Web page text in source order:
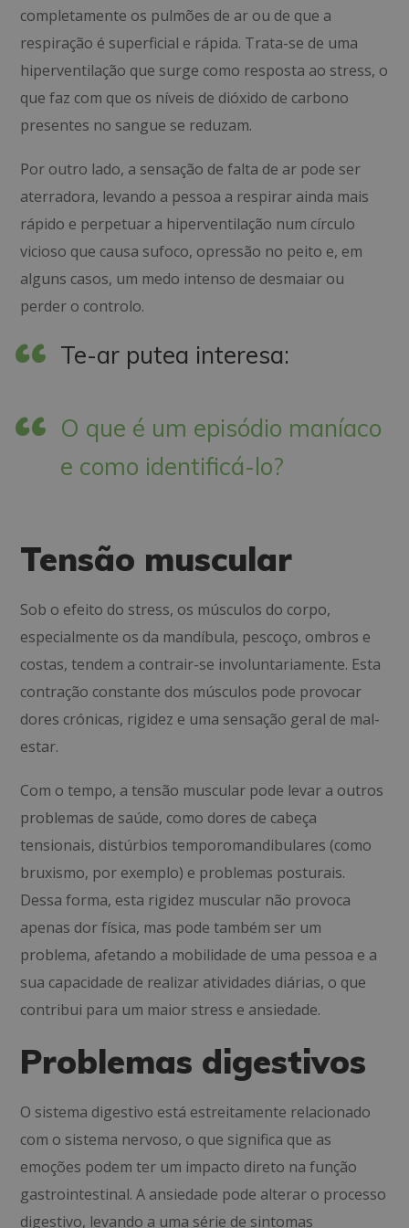
completamente os pulmões de ar ou de que a
respiração é superficial e rápida. Trata-se de uma
hiperventilação que surge como resposta ao stress, o
que faz com que os níveis de dióxido de carbono
presentes no sangue se reduzam.
Por outro lado, a sensação de falta de ar pode ser
aterradora, levando a pessoa a respirar ainda mais
rápido e perpetuar a hiperventilação num círculo
vicioso que causa sufoco, opressão no peito e, em
alguns casos, um medo intenso de desmaiar ou
perder o controlo.
Te-ar putea interesa:
O que é um episódio maníaco
e como identificá-lo?
Tensão muscular
Sob o efeito do stress, os músculos do corpo,
especialmente os da mandíbula, pescoço, ombros e
costas, tendem a contrair-se involuntariamente. Esta
contração constante dos músculos pode provocar
dores crónicas, rigidez e uma sensação geral de mal-
estar.
Com o tempo, a tensão muscular pode levar a outros
problemas de saúde, como dores de cabeça
tensionais, distúrbios temporomandibulares (como
bruxismo, por exemplo) e problemas posturais.
Dessa forma, esta rigidez muscular não provoca
apenas dor física, mas pode também ser um
problema, afetando a mobilidade de uma pessoa e a
sua capacidade de realizar atividades diárias, o que
contribui para um maior stress e ansiedade.
Problemas digestivos
O sistema digestivo está estreitamente relacionado
com o sistema nervoso, o que significa que as
emoções podem ter um impacto direto na função
gastrointestinal. A ansiedade pode alterar o processo
digestivo, levando a uma série de sintomas